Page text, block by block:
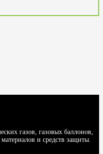
газов, газовых баллонов,
и средств защиты.